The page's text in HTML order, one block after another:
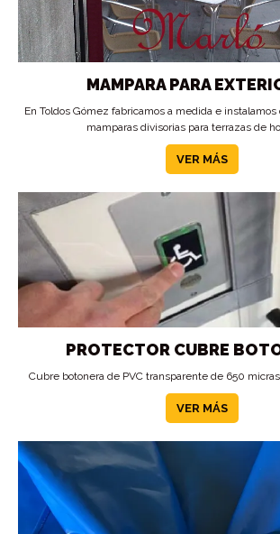
MAMPARA PARA
En Toldos Gómez fabricamos a medida e
mamparas divisorias para terrazas de
VER MÁS
PROTECTOR CUBRE
Cubre botonera de PVC transparente de 650
VER MÁS